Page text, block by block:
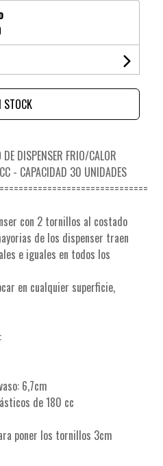
STOCK
DISPENSER FRIO/CALOR
- CAPACIDAD 30 UNIDADES
con 2 tornillos al costado
de los dispenser traen
e iguales en todos los
en cualquier superficie,
6,7cm
de 180 cc
poner los tornillos 3cm